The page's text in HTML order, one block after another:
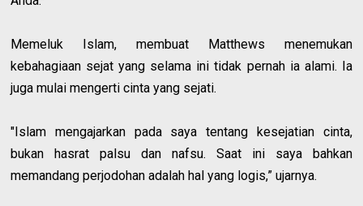
Memeluk Islam, membuat Matthews menemukan
kebahagiaan sejat yang selama ini tidak pernah ia alami. Ia
juga mulai mengerti cinta yang sejati.
"Islam mengajarkan pada saya tentang kesejatian cinta,
bukan hasrat palsu dan nafsu. Saat ini saya bahkan
memandang perjodohan adalah hal yang logis,” ujarnya.